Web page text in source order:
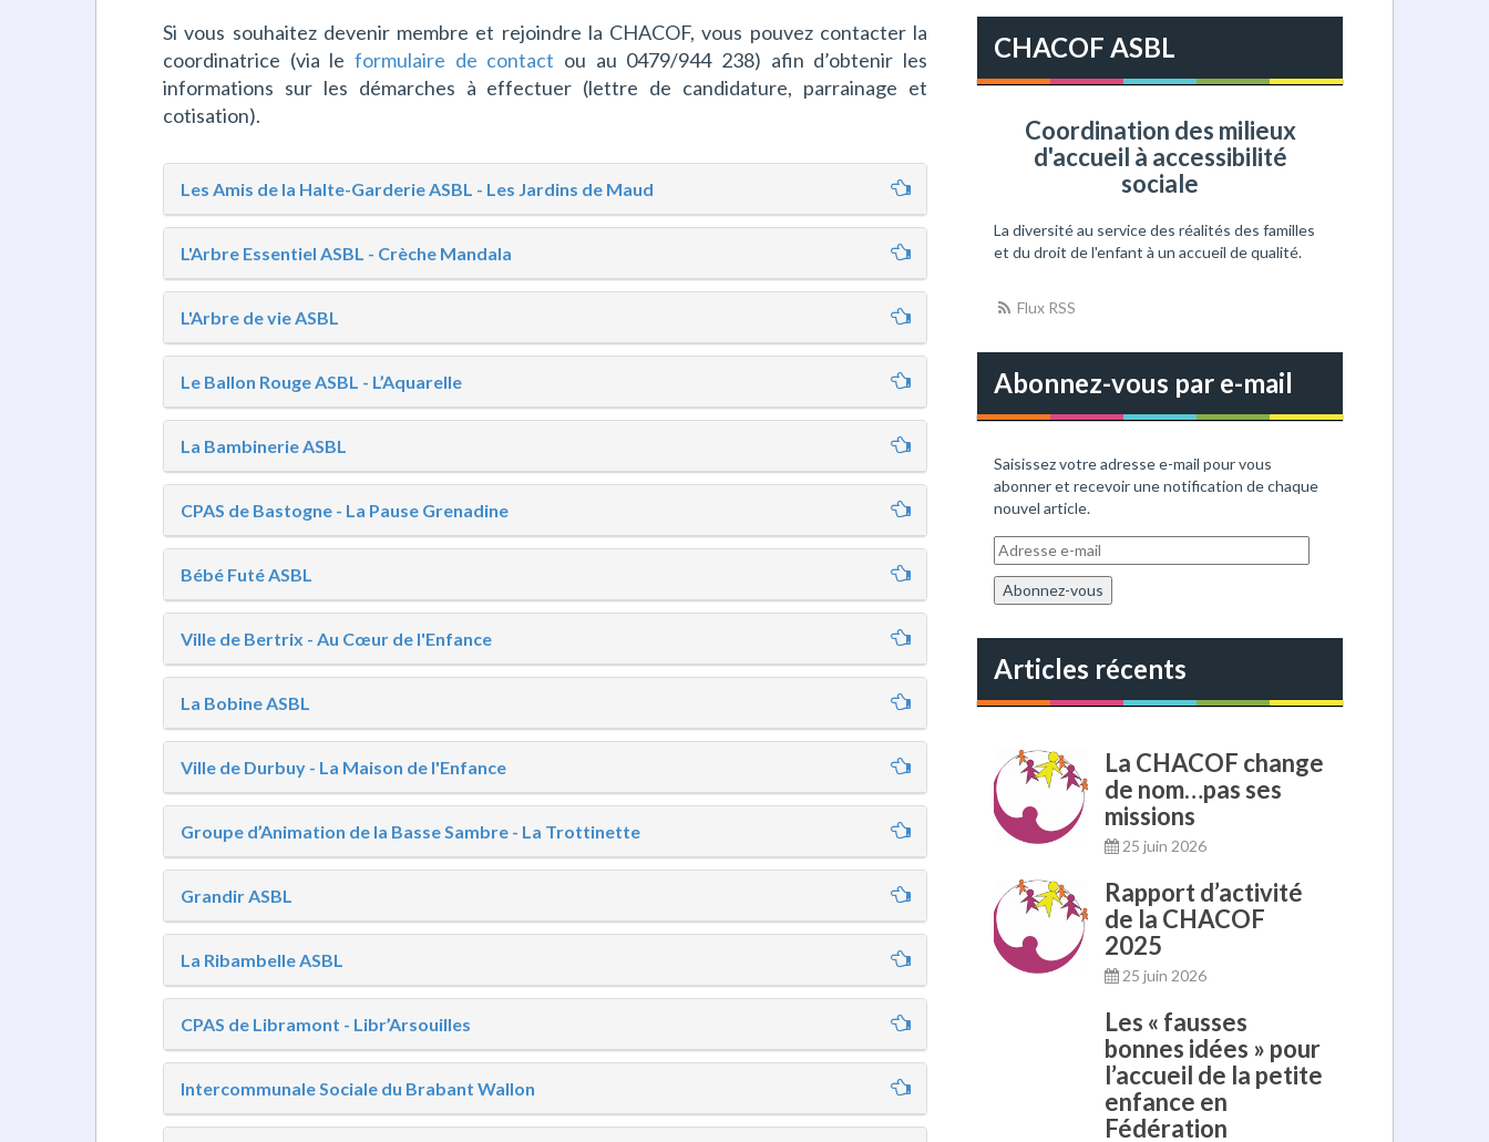
Si vous souhaitez devenir membre et rejoindre la CHACOF, vous pouvez contacter la
coordinatrice (via le formulaire de contact ou au 0479/944 238) afin d’obtenir les
informations sur les démarches à effectuer (lettre de candidature, parrainage et
cotisation).
Les Amis de la Halte-Garderie ASBL - Les Jardins de Maud
L'Arbre Essentiel ASBL - Crèche Mandala
L'Arbre de vie ASBL
Le Ballon Rouge ASBL - L’Aquarelle
La Bambinerie ASBL
CPAS de Bastogne - La Pause Grenadine
Bébé Futé ASBL
Ville de Bertrix - Au Cœur de l'Enfance
La Bobine ASBL
Ville de Durbuy - La Maison de l'Enfance
Groupe d’Animation de la Basse Sambre - La Trottinette
Grandir ASBL
La Ribambelle ASBL
CPAS de Libramont - Libr’Arsouilles
Intercommunale Sociale du Brabant Wallon
rCHACOF ASBL
Coordination des milieux
d'accueil à accessibilité
sociale
La diversité au service des réalités des familles
et du droit de l'enfant à un accueil de qualité.
Flux RSS
Abonnez-vous par e-mail
Saisissez votre adresse e-mail pour vous
abonner et recevoir une notification de chaque
nouvel article.
A
d
s
s
e
e
a
i
l
Articles récents
La CHACOF change
de nom…pas ses
missions
25 juin 2026
Rapport d’activité
de la CHACOF
2025
25 juin 2026
Les « fausses
bonnes idées » pour
l’accueil de la petite
enfance en
Fédération